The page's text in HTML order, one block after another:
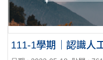
111-1學期｜認識人